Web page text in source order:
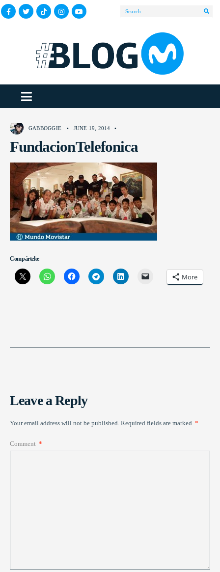
GABBOGGIE • JUNE 19, 2014 •
FundacionTelefonica
Compártelo:
More
Leave a Reply
Your email address will not be published. Required fields are marked *
Comment *